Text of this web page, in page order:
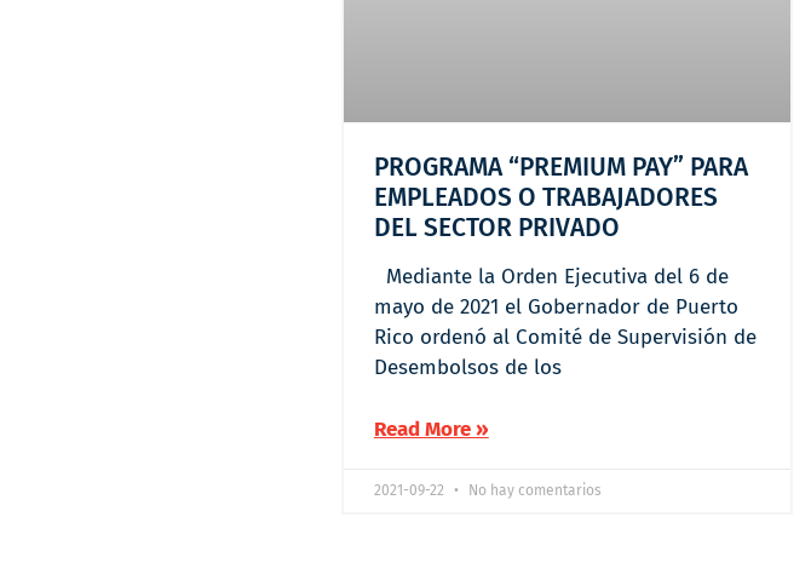
PROGRAMA “PREMIUM PAY” PARA
EMPLEADOS O TRABAJADORES
DEL SECTOR PRIVADO
Mediante la Orden Ejecutiva del 6 de
mayo de 2021 el Gobernador de Puerto
Rico ordenó al Comité de Supervisión de
Desembolsos de los
Read More »
2021-09-22 No hay comentarios